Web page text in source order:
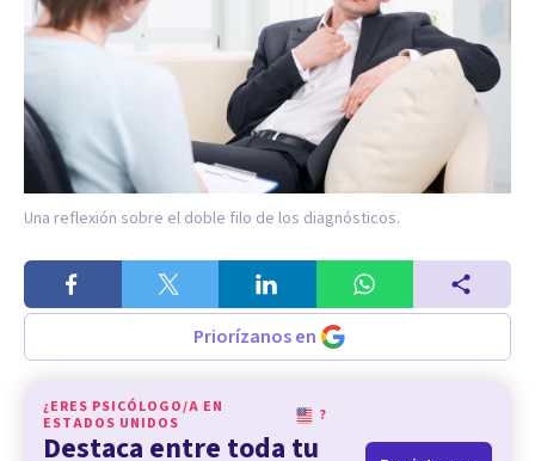
Una reflexión sobre el doble filo de los diagnósticos.
Priorízanos en
¿ERES PSICÓLOGO/A EN
ESTADOS UNIDOS
?
Destaca entre toda tu